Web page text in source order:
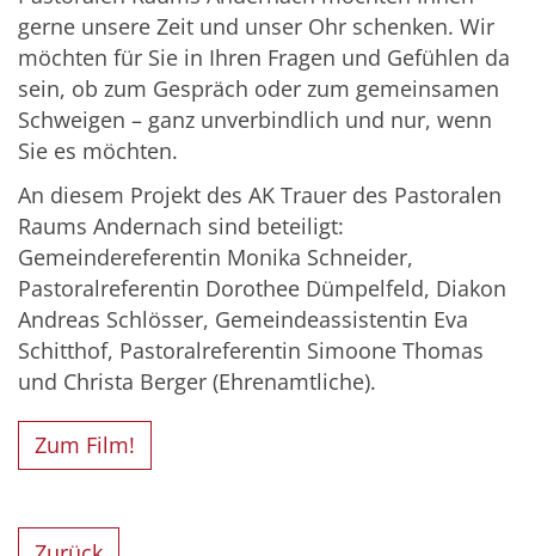
gerne unsere Zeit und unser Ohr schenken. Wir
möchten für Sie in Ihren Fragen und Gefühlen da
sein, ob zum Gespräch oder zum gemeinsamen
Schweigen – ganz unverbindlich und nur, wenn
Sie es möchten.
An diesem Projekt des AK Trauer des Pastoralen
Raums Andernach sind beteiligt:
Gemeindereferentin Monika Schneider,
Pastoralreferentin Dorothee Dümpelfeld, Diakon
Andreas Schlösser, Gemeindeassistentin Eva
Schitthof, Pastoralreferentin Simoone Thomas
und Christa Berger (Ehrenamtliche).
Zum Film!